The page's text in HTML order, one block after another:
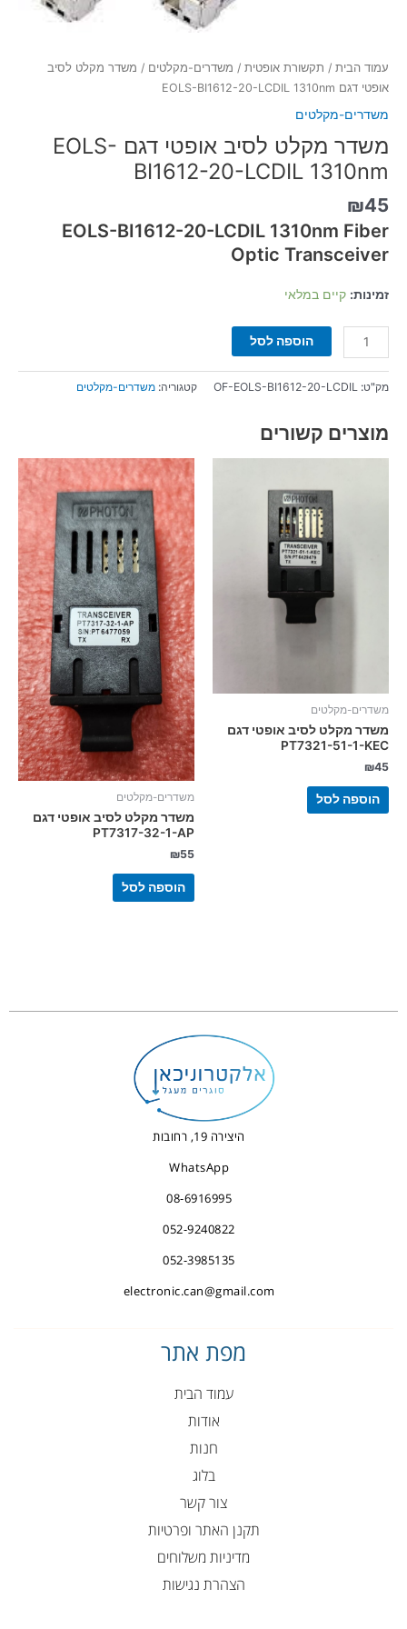
עמוד הבית / תקשורת אופטית / משדרים-מקלטים / משדר מקלט לסיב
אופטי דגם EOLS-BI1612-20-LCDIL 1310nm
משדרים-מקלטים
משדר מקלט לסיב אופטי דגם EOLS-
BI1612-20-LCDIL 1310nm
₪45
EOLS-BI1612-20-LCDIL 1310nm Fiber
Optic Transceiver
זמינות: קיים במלאי
הוספה לסל
מק"ט: OF-EOLS-BI1612-20-LCDIL קטגוריה: משדרים-מקלטים
מוצרים קשורים
משדרים-מקלטים
משדר מקלט לסיב אופטי דגם
PT7321-51-1-KEC
₪45
הוספה לסל משדרים-מקלטים
משדר מקלט לסיב אופטי דגם
PT7317-32-1-AP
₪55
הוספה לסל
היצירה 19, רחובות
WhatsApp
08-6916995
052-9240822
052-3985135
electronic.can@gmail.com
מפת אתר
עמוד הבית
אודות
חנות
בלוג
צור קשר
תקנן האתר ופרטיות
מדיניות משלוחים
הצהרת נגישות